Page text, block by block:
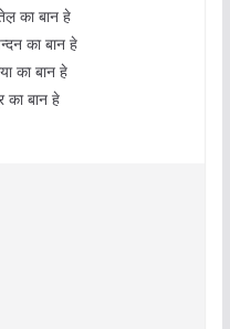
तेल़ का बान हे
का बान हे
का बान हे
का बान हे